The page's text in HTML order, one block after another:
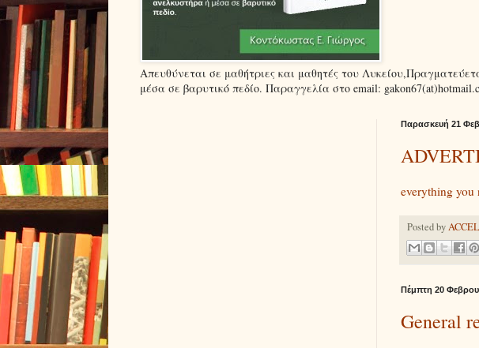
Απευθύνεται σε μαθήτριες και μαθητές του
μέσα σε βαρυτικό πεδίο. Παραγγελία στο email:
Παρασκευή 21
everything you
Posted by
Πέμπτη 20
General